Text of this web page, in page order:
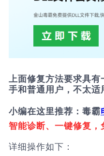
上面修复方法要求具
手和普通用户，不太适
小编在这里推荐：毒霸
智能诊断、一键修复，
详细操作如下：